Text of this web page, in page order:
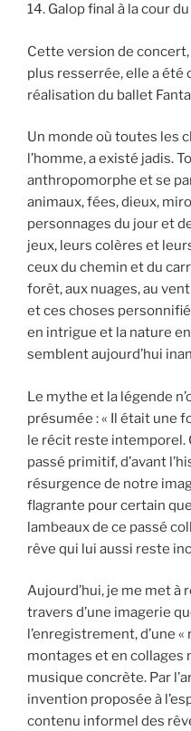
14. Galop final à la cour
Cette version de
plus resserrée, elle a été
réalisation du ballet
Un monde où toutes les
l’homme, a existé jadis.
anthropomorphe et se
animaux, fées, dieux,
personnages du jour et
jeux, leurs colères et
ceux du chemin et du
forêt, aux nuages, au
et ces choses
en intrigue et la nature
semblent aujourd’hui
Le mythe et la légende
présumée : « Il était une
le récit reste intemporel.
passé primitif, d’avant
résurgence de notre
flagrante pour certain
lambeaux de ce passé
rêve qui lui aussi reste
Aujourd’hui, je me met à
travers d’une imagerie
l’enregistrement, d’une
montages et en collages
musique concrète. Par
invention proposée à
contenu informel des